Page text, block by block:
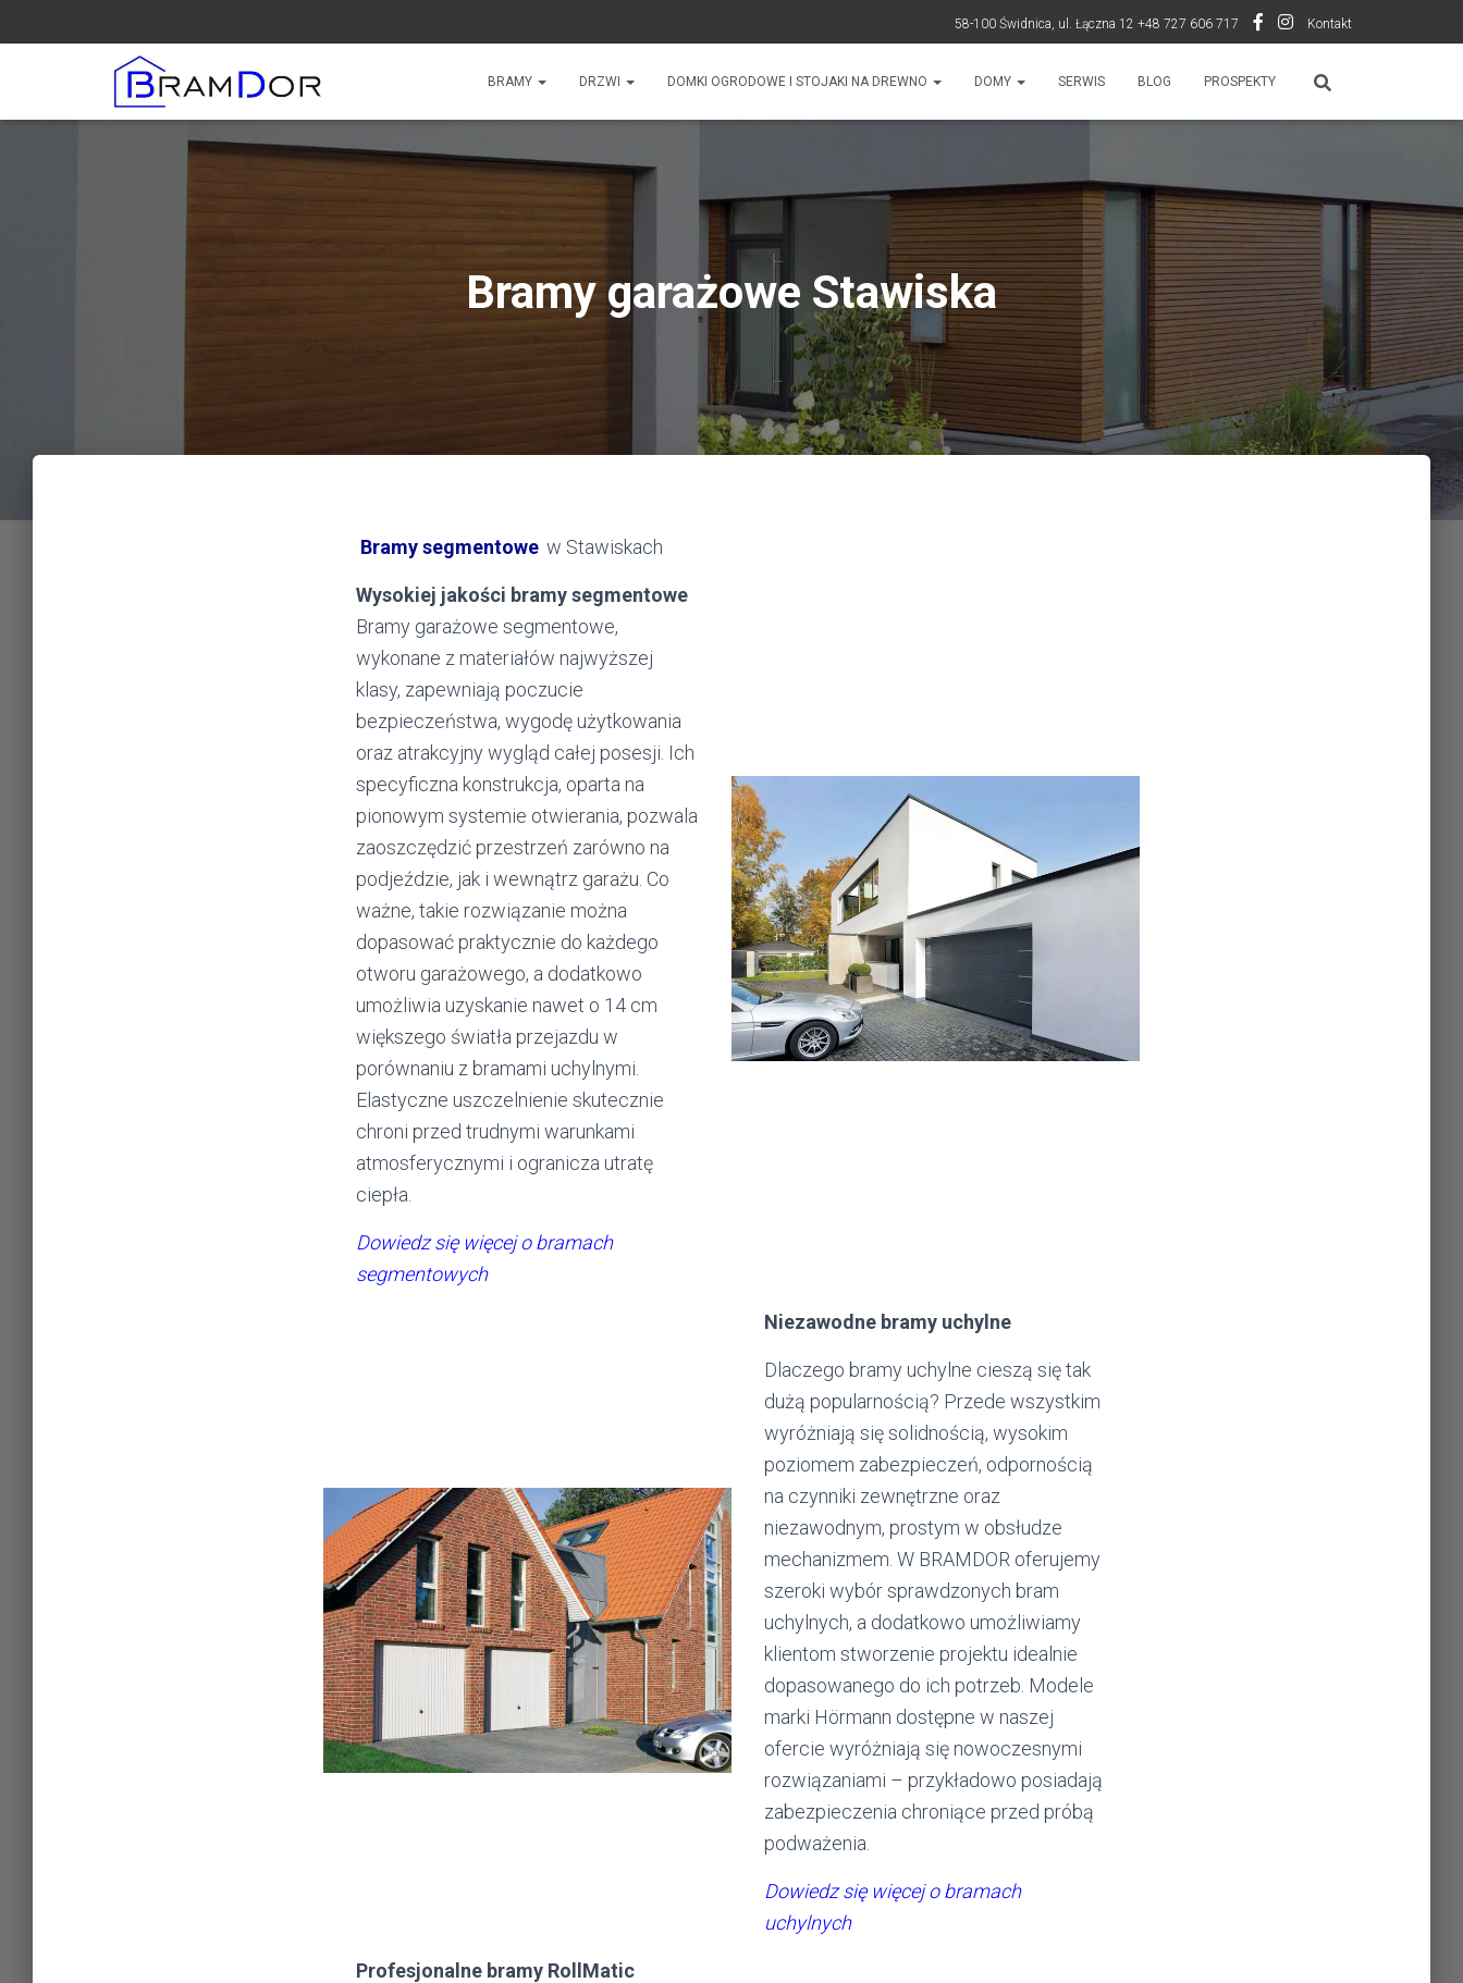
58-100 Świdnica, ul. Łączna 12 +48 727 606 717 Kontakt
BRAMY DRZWI DOMKI OGRODOWE I STOJAKI NA DREWNO DOMY SERWIS BLOG PROSPEKTY
Bramy garażowe Stawiska
Bramy segmentowe w Stawiskach
Wysokiej jakości bramy segmentowe
Bramy garażowe segmentowe,
wykonane z materiałów najwyższej
klasy, zapewniają poczucie
bezpieczeństwa, wygodę użytkowania
oraz atrakcyjny wygląd całej posesji. Ich
specyficzna konstrukcja, oparta na
pionowym systemie otwierania, pozwala
zaoszczędzić przestrzeń zarówno na
podjeździe, jak i wewnątrz garażu. Co
ważne, takie rozwiązanie można
dopasować praktycznie do każdego
otworu garażowego, a dodatkowo
umożliwia uzyskanie nawet o 14 cm
większego światła przejazdu w
porównaniu z bramami uchylnymi.
Elastyczne uszczelnienie skutecznie
chroni przed trudnymi warunkami
atmosferycznymi i ogranicza utratę
ciepła.
Dowiedz się więcej o bramach
segmentowych
Niezawodne bramy uchylne
Dlaczego bramy uchylne cieszą się tak
dużą popularnością? Przede wszystkim
wyróżniają się solidnością, wysokim
poziomem zabezpieczeń, odpornością
na czynniki zewnętrzne oraz
niezawodnym, prostym w obsłudze
mechanizmem. W BRAMDOR oferujemy
szeroki wybór sprawdzonych bram
uchylnych, a dodatkowo umożliwiamy
klientom stworzenie projektu idealnie
dopasowanego do ich potrzeb. Modele
marki Hörmann dostępne w naszej
ofercie wyróżniają się nowoczesnymi
rozwiązaniami – przykładowo posiadają
zabezpieczenia chroniące przed próbą
podważenia.
Dowiedz się więcej o bramach
uchylnych
Profesjonalne bramy RollMatic